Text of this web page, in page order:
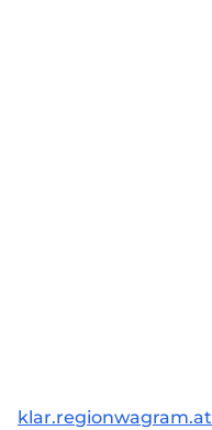
klar.regionwagram.at